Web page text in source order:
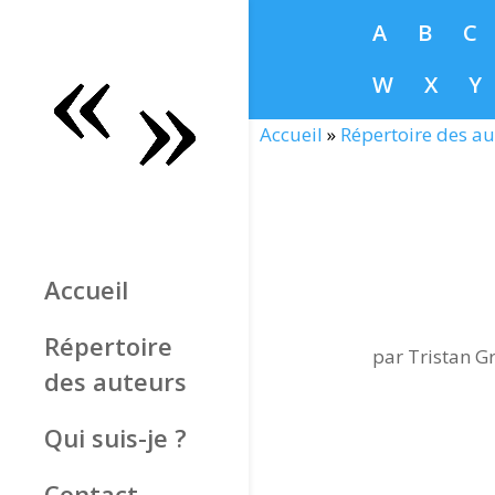
A B
C
W
X Y
Accueil
Répertoire
des auteurs
Qui suis-je ?
Accueil » Répertoire des
par Tristan